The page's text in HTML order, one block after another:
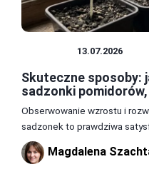
13.07.2026
Skuteczne sposoby:
sadzonki
Obserwowanie wzrostu i
sadzonek to prawdziwa
Magdalena